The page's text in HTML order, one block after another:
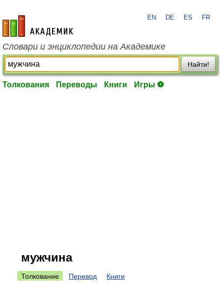
academic.ru
EN DE ES FR
Словари и энциклопедии на Академике
Найти!
Толкования Переводы Книги Игры ⚽
мужчина
Толкование Перевод Книги